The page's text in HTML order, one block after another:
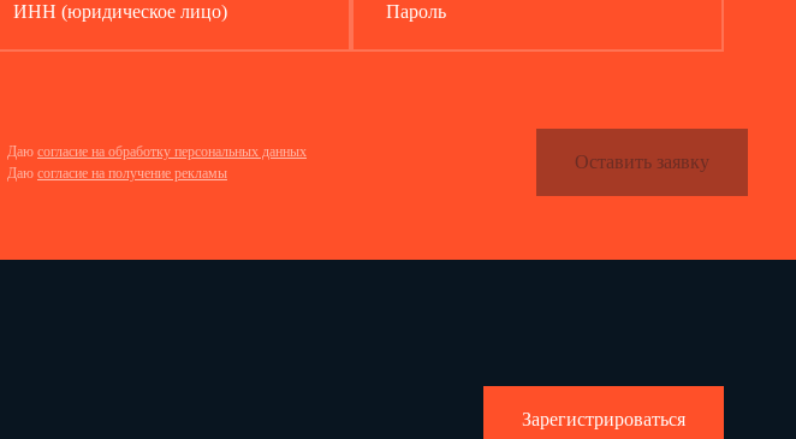
ИНН (юридическое лицо) Пароль
Даю согласие на обработку персональных данных
Даю согласие на получение рекламы
Оставить заявку
Зарегистрироваться